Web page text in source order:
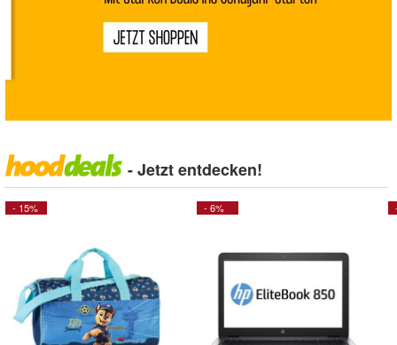
- Jetzt entdecken!
- 15% - 6%